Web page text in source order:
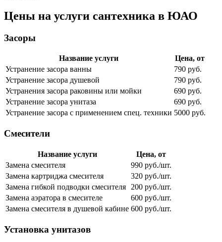
Цены на услуги сантехника в ЮАО
Засоры
Название услуги
Цена, от
Устранение засора ванны
790 руб.
Устранение засора душевой
790 руб.
Устранения засора раковины или мойки
690 руб.
Устранение засора унитаза
690 руб.
Устранение засора с применением спец. техники 5000 руб.
Смесители
Название услуги
Цена, от
Замена смесителя
990 руб./шт.
Замена картриджа смесителя
320 руб./шт.
Замена гибкой подводки смесителя
200 руб./шт.
Замена аэратора в смесителе
600 руб./шт.
Замена смесителя в душевой кабине 600 руб./шт.
Установка унитазов